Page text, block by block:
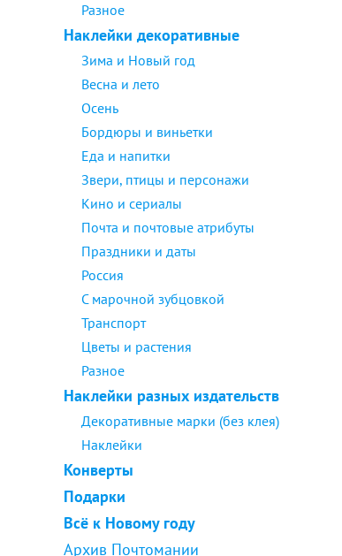
Разное
Наклейки декоративные
Зима и Новый год
Весна и лето
Осень
Бордюры и виньетки
Еда и напитки
Звери, птицы и персонажи
Кино и сериалы
Почта и почтовые атрибуты
Праздники и даты
Россия
С марочной зубцовкой
Транспорт
Цветы и растения
Разное
Наклейки разных издательств
Декоративные марки (без клея)
Наклейки
Конверты
Подарки
Всё к Новому году
Архив Почтомании